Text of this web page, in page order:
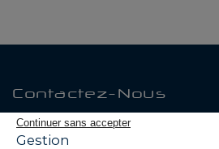
Contactez-Nous
Produits
Continuer sans accepter
Gestion